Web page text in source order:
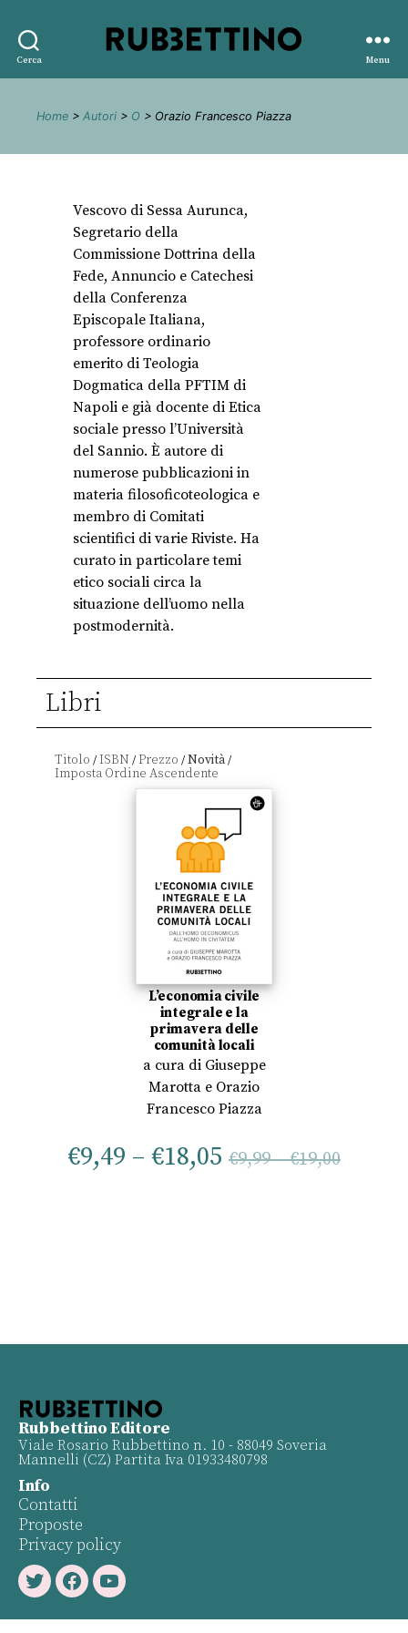
Cerca
editore
Menu
Home > Autori > O > Orazio Francesco Piazza
Vescovo di Sessa Aurunca,
Segretario della
Commissione Dottrina della
Fede, Annuncio e Catechesi
della Conferenza
Episcopale Italiana,
professore ordinario
emerito di Teologia
Dogmatica della PFTIM di
Napoli e già docente di Etica
sociale presso l’Università
del Sannio. È autore di
numerose pubblicazioni in
materia filosoficoteologica e
membro di Comitati
scientifici di varie Riviste. Ha
curato in particolare temi
etico sociali circa la
situazione dell’uomo nella
postmodernità.
Libri
Titolo /ISBN /Prezzo /Novità/
L’economia civile
integrale e la
primavera delle
comunità locali
a cura di Giuseppe
Marotta e Orazio
Francesco Piazza
€9,49 – €18,05 €9,99–€19,00
Rubbettino Editore
Viale Rosario Rubbettino n. 10 - 88049 Soveria
Mannelli (CZ) Partita Iva 01933480798
Info
Contatti
Proposte
Privacy policy
TwitterFacebookYoutube